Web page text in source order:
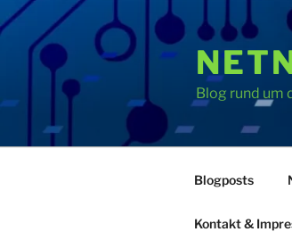
Zum
Inhalt
springen
Blog rund um
Blogposts
Kontakt &